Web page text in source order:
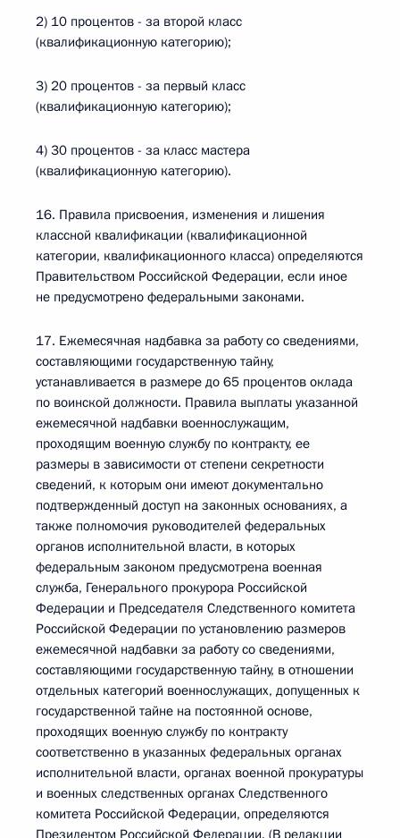
2) 10 процентов - за второй класс
(квалификационную категорию);
3) 20 процентов - за первый класс
(квалификационную категорию);
4) 30 процентов - за класс мастера
(квалификационную категорию).
16. Правила присвоения, изменения и лишения
классной квалификации (квалификационной
категории, квалификационного класса) определяются
Правительством Российской Федерации, если иное
не предусмотрено федеральными законами.
17. Ежемесячная надбавка за работу со сведениями,
составляющими государственную тайну,
устанавливается в размере до 65 процентов оклада
по воинской должности. Правила выплаты указанной
ежемесячной надбавки военнослужащим,
проходящим военную службу по контракту, ее
размеры в зависимости от степени секретности
сведений, к которым они имеют документально
подтвержденный доступ на законных основаниях, а
также полномочия руководителей федеральных
органов исполнительной власти, в которых
федеральным законом предусмотрена военная
служба, Генерального прокурора Российской
Федерации и Председателя Следственного комитета
Российской Федерации по установлению размеров
ежемесячной надбавки за работу со сведениями,
составляющими государственную тайну, в отношении
отдельных категорий военнослужащих, допущенных к
государственной тайне на постоянной основе,
проходящих военную службу по контракту
соответственно в указанных федеральных органах
исполнительной власти, органах военной прокуратуры
и военных следственных органах Следственного
комитета Российской Федерации, определяются
Президентом Российской Федерации. (В редакции